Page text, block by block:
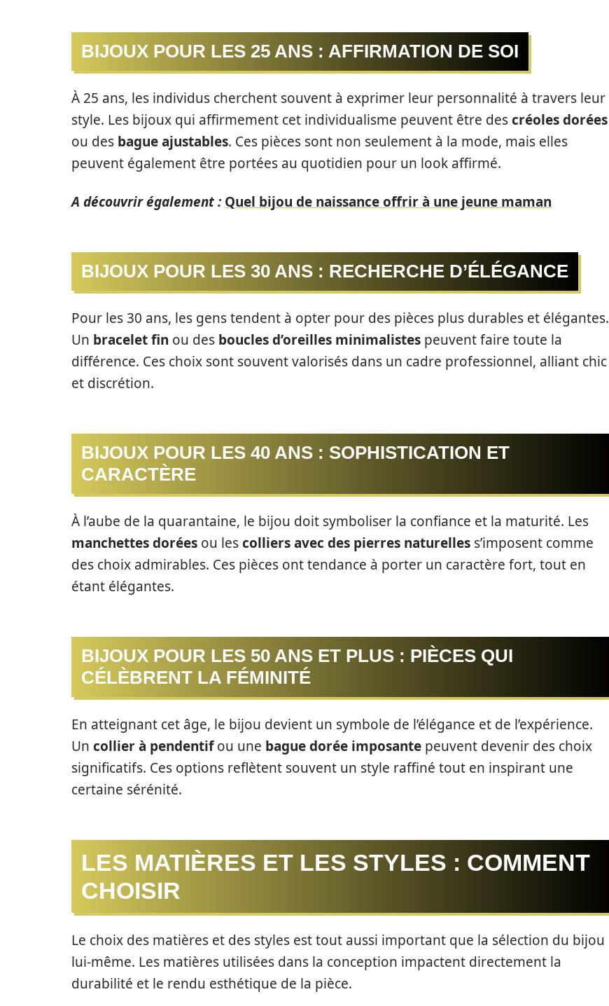
BIJOUX POUR LES 25 ANS : AFFIRMATION DE SOI
À 25 ans, les individus cherchent souvent à exprimer leur personnalité à travers leur
style. Les bijoux qui affirmement cet individualisme peuvent être descréoles dorées
ou des bague ajustables. Ces pièces sont non seulement à la mode, mais elles
peuvent également être portées au quotidien pour un look affirmé.
A découvrir également : Quel bijou de naissance offrir à une jeune maman
BIJOUX POUR LES 30 ANS : RECHERCHE D’ÉLÉGANCE
Pour les 30 ans, les gens tendent à opter pour des pièces plus durables et élégantes.
Un bracelet fin ou des boucles d’oreilles minimalistes peuvent faire toute la
différence. Ces choix sont souvent valorisés dans un cadre professionnel, alliant chic
et discrétion.
BIJOUX POUR LES 40 ANS : SOPHISTICATION ET
CARACTÈRE
À l’aube de la quarantaine, le bijou doit symboliser la confiance et la maturité. Les
manchettes dorées ou lescolliers avec des pierres naturelles s’imposent comme
des choix admirables. Ces pièces ont tendance à porter un caractère fort, tout en
étant élégantes.
BIJOUX POUR LES 50 ANS ET PLUS : PIÈCES QUI
CÉLÈBRENT LA FÉMINITÉ
En atteignant cet âge, le bijou devient un symbole de l’élégance et de l’expérience.
Un collier à pendentifou une bague dorée imposante peuvent devenir des choix
significatifs. Ces options reflètent souvent un style raffiné tout en inspirant une
certaine sérénité.
LES MATIÈRES ET LES STYLES : COMMENT
CHOISIR
Le choix des matières et des styles est tout aussi important que la sélection du bijou
lui-même. Les matières utilisées dans la conception impactent directement la
durabilité et le rendu esthétique de la pièce.